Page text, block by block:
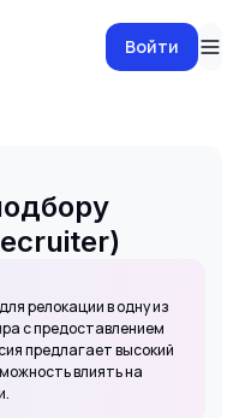
Войти
релокации в одну из
с предоставлением
предлагает высокий
влиять на